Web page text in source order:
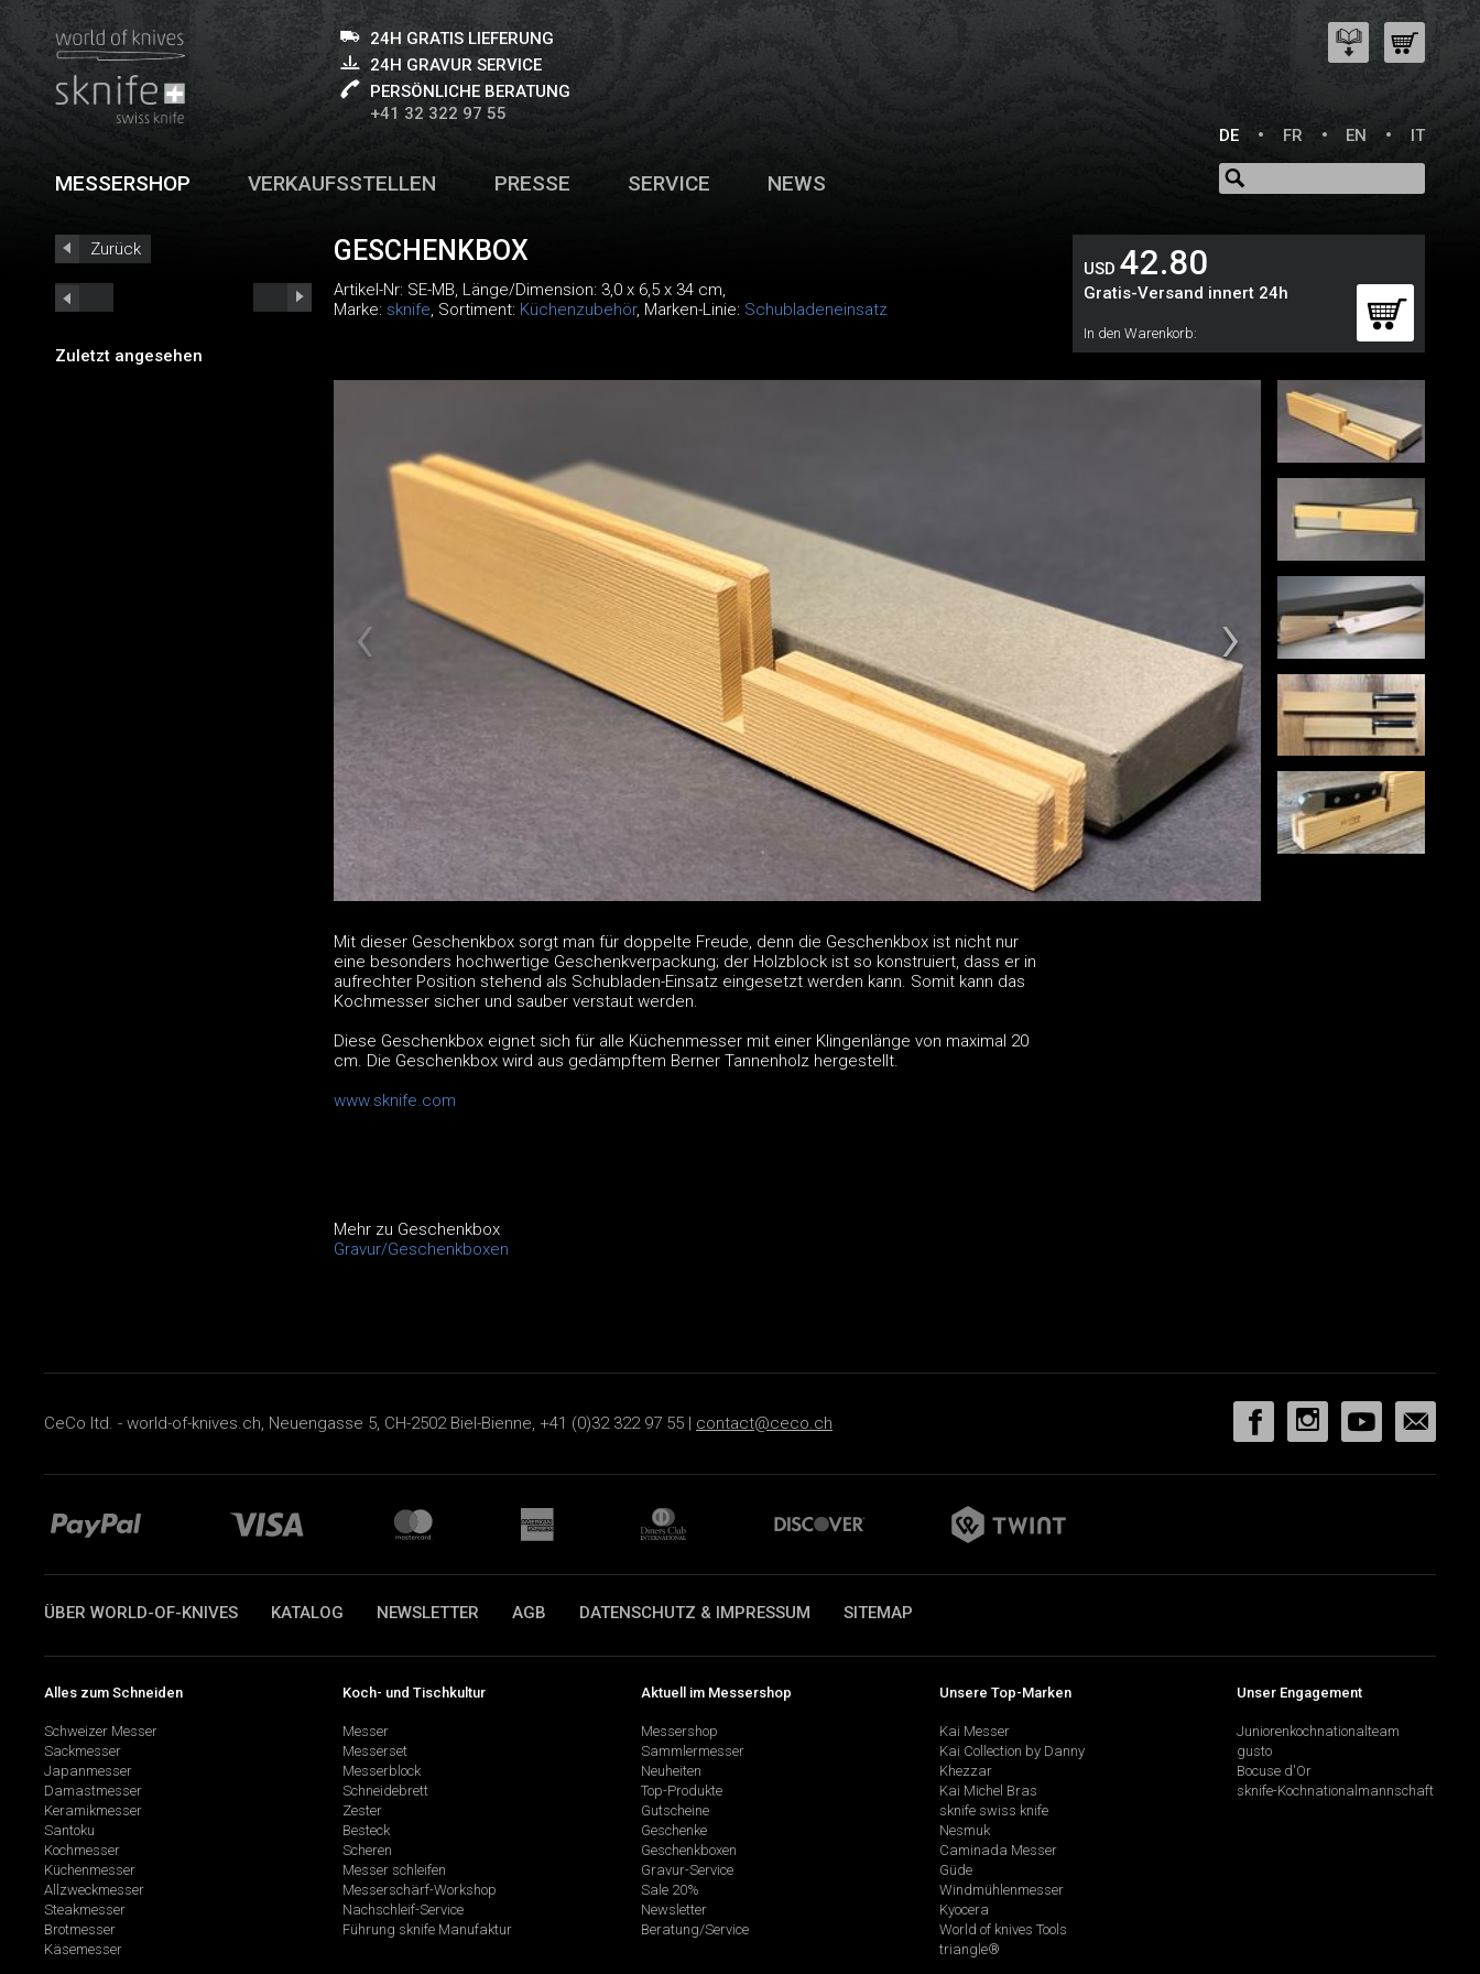
24H GRATIS LIEFERUNG
24H GRAVUR SERVICE
PERSÖNLICHE BERATUNG
+41 32 322 97 55
DE
FR EN IT
MESSERSHOP VERKAUFSSTELLEN PRESSE SERVICE NEWS
Zurück
Zuletzt angesehen
GESCHENKBOX
Artikel-Nr: SE-MB, Länge/Dimension: 3,0 x 6,5 x 34 cm,
Marke: sknife, Sortiment: Küchenzubehör, Marken-Linie: Schubladeneinsatz
USD 42.80
Gratis-Versand innert 24h
In den Warenkorb:
Mit dieser Geschenkbox sorgt man für doppelte Freude, denn die Geschenkbox ist nicht nur
eine besonders hochwertige Geschenkverpackung; der Holzblock ist so konstruiert, dass er in
aufrechter Position stehend als Schubladen-Einsatz eingesetzt werden kann. Somit kann das
Kochmesser sicher und sauber verstaut werden.
Diese Geschenkbox eignet sich für alle Küchenmesser mit einer Klingenlänge von maximal 20
cm. Die Geschenkbox wird aus gedämpftem Berner Tannenholz hergestellt.
www.sknife.com
Mehr zu Geschenkbox
Gravur/Geschenkboxen
CeCo ltd. - world-of-knives.ch, Neuengasse 5, CH-2502 Biel-Bienne, +41 (0)32 322 97 55 | contact@ceco.ch
ÜBER WORLD-OF-KNIVES KATALOG NEWSLETTER AGB DATENSCHUTZ & IMPRESSUM SITEMAP
Alles zum Schneiden
Schweizer Messer
Sackmesser
Japanmesser
Damastmesser
Keramikmesser
Santoku
Kochmesser
Küchenmesser
Allzweckmesser
Steakmesser
Brotmesser
Käsemesser
Koch- und Tischkultur
Messer
Messerset
Messerblock
Schneidebrett
Zester
Besteck
Scheren
Messer schleifen
Messerschärf-Workshop
Nachschleif-Service
Führung sknife Manufaktur
Aktuell im Messershop
Messershop
Sammlermesser
Neuheiten
Top-Produkte
Gutscheine
Geschenke
Geschenkboxen
Gravur-Service
Sale 20%
Newsletter
Beratung/Service
Unsere Top-Marken
Kai Messer
Kai Collection by Danny
Khezzar
Kai Michel Bras
sknife swiss knife
Nesmuk
Caminada Messer
Güde
Windmühlenmesser
Kyocera
World of knives Tools
triangle®
Unser Engagement
Juniorenkochnationalteam
gusto
Bocuse d'Or
sknife-Kochnationalmannschaft